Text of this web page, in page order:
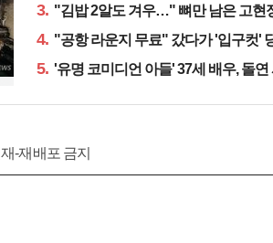
3. "김밥 2알도 겨우…" 뼈만 남은 고현
4. "공항 라운지 무료" 갔다가 '입구컷'
5. '유명 코미디언 아들' 37세 배우, 돌
-재배포 금지